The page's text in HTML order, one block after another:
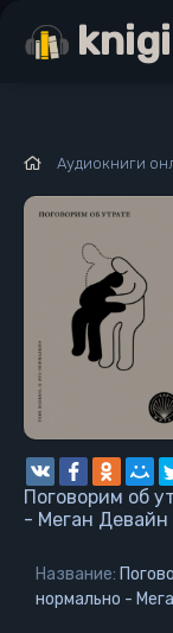
Аудиокниги
Поговорим об
- Меган Девайн
Название:
нормально -
knigi